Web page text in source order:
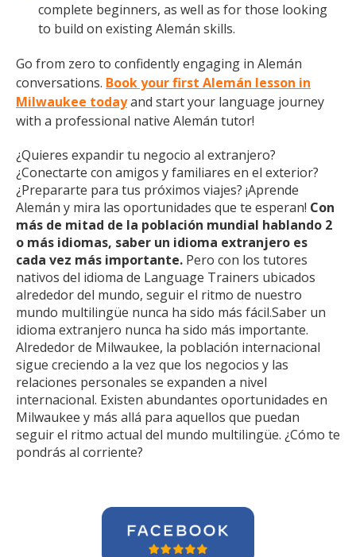
complete beginners, as well as for those looking
to build on existing Alemán skills.
Go from zero to confidently engaging in Alemán
conversations. Book your first Alemán lesson in
Milwaukee todayand start your language journey
with a professional native Alemán tutor!
¿Quieres expandir tu negocio al extranjero?
¿Conectarte con amigos y familiares en el exterior?
¿Prepararte para tus próximos viajes? ¡Aprende
Alemán y mira las oportunidades que te esperan! Con
más de mitad de la población mundial hablando 2
o más idiomas, saber un idioma extranjero es
cada vez más importante. Pero con los tutores
nativos del idioma de Language Trainers ubicados
alrededor del mundo, seguir el ritmo de nuestro
mundo multilingüe nunca ha sido más fácil.Saber un
idioma extranjero nunca ha sido más importante.
Alrededor de Milwaukee, la población internacional
sigue creciendo a la vez que los negocios y las
relaciones personales se expanden a nivel
internacional. Existen abundantes oportunidades en
Milwaukee y más allá para aquellos que puedan
seguir el ritmo actual del mundo multilingüe. ¿Cómo te
pondrás al corriente?